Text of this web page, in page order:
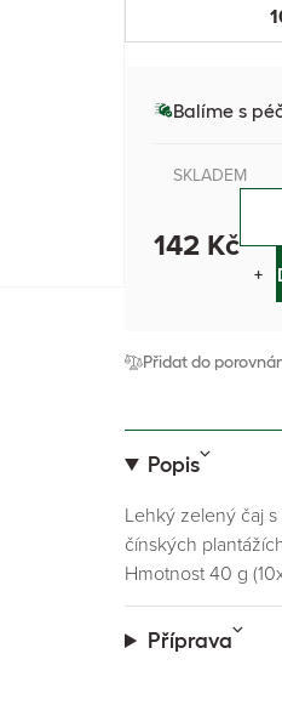
Balíme s
SKLADEM
142 Kč
−
+
Přidat do
Popis
Lehký zelený čaj
čínských
Hmotnost 40 g
Příprava